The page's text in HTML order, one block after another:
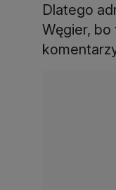
Dlatego
Węgier, bo